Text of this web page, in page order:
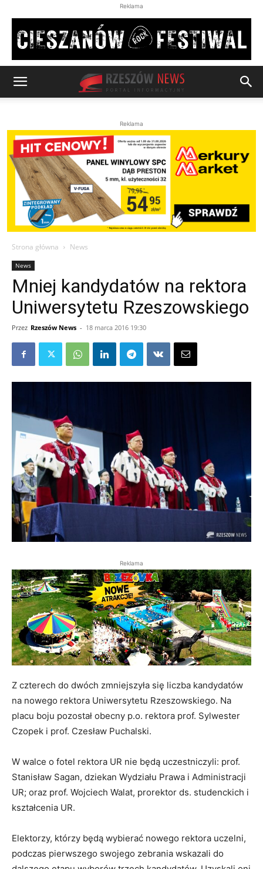
Reklama
Reklama
Strona główna News
News
Mniej kandydatów na rektora
Uniwersytetu Rzeszowskiego
Przez Rzeszów News - 18 marca 2016 19:30
Reklama
Z czterech do dwóch zmniejszyła się liczba kandydatów
na nowego rektora Uniwersytetu Rzeszowskiego. Na
placu boju pozostał obecny p.o. rektora prof. Sylwester
Czopek i prof. Czesław Puchalski.
W walce o fotel rektora UR nie będą uczestniczyli: prof.
Stanisław Sagan, dziekan Wydziału Prawa i Administracji
UR; oraz prof. Wojciech Walat, prorektor ds. studenckich i
kształcenia UR.
Elektorzy, którzy będą wybierać nowego rektora uczelni,
podczas pierwszego swojego zebrania wskazali do